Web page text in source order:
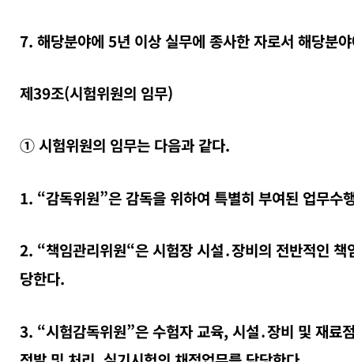
7. 해당분야에 5년 이상 실무에 종사한 자로서 해당분
제39조(시험위원의 임무)
① 시험위원의 임무는 다음과 같다.
1. “감독위원”은 감독을 위하여 특별히 부여된 업무수
2. “책임관리위원“은 시험장 시설․장비의 전반적인
당한다.
3. “시험감독위원”은 수험자 교육, 시설․장비 및 재료